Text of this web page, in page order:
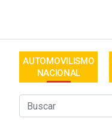
AUTOMOVILISMO
NACIONAL